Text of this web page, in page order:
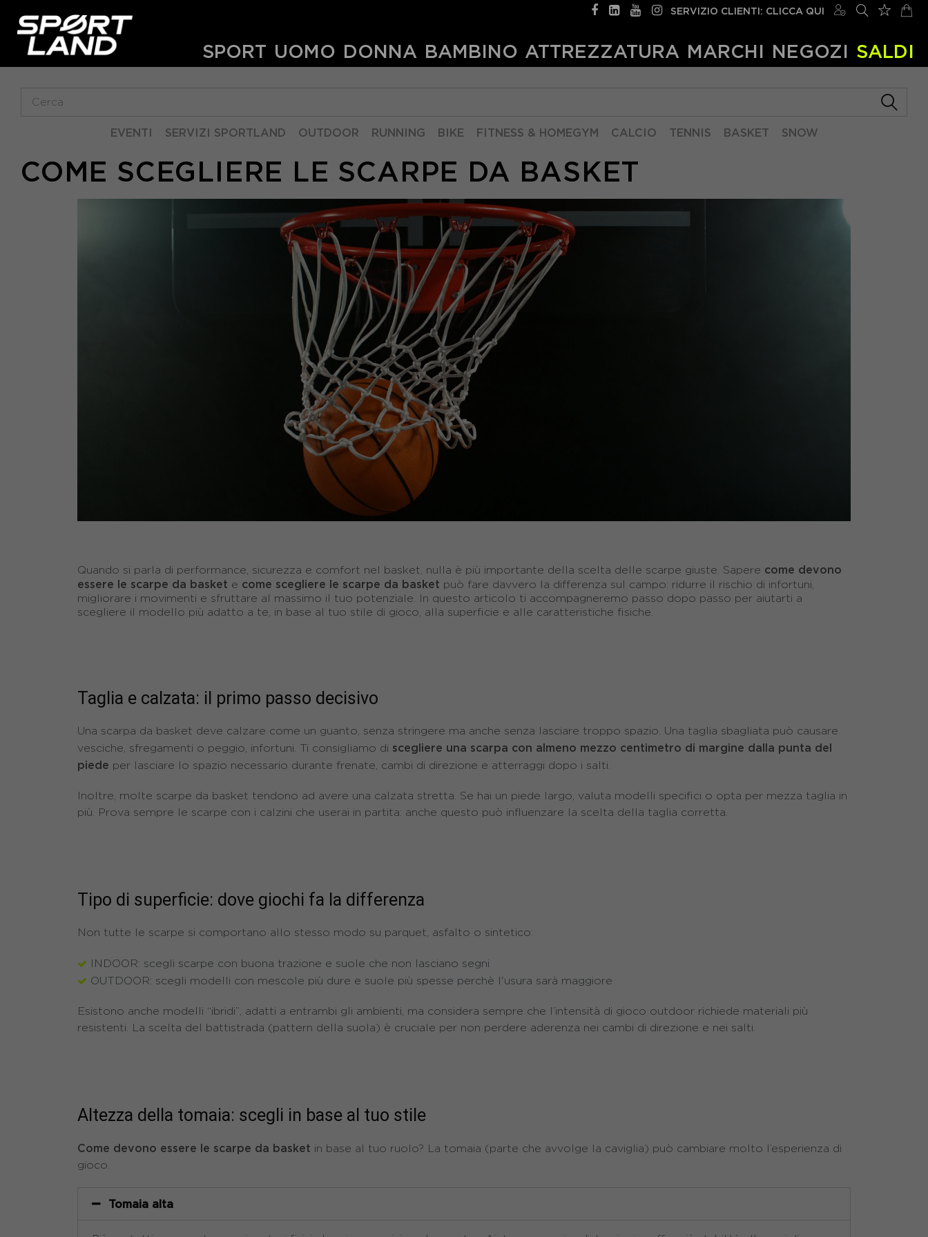
SERVIZIO CLIENTI: CLICCA QUI
SPORT UOMO DONNA BAMBINO ATTREZZATURA MARCHI NEGOZI SALDI
COME SCEGLIERE LE SCARPE DA BASKET
Quando si parla di performance, sicurezza e comfort nel basket, nulla è più importante della scelta delle scarpe giuste. Sapere come devono
essere le scarpe da basket e come scegliere le scarpe da basket può fare davvero la differenza sul campo: ridurre il rischio di infortuni,
migliorare i movimenti e sfruttare al massimo il tuo potenziale. In questo articolo ti accompagneremo passo dopo passo per aiutarti a
scegliere il modello più adatto a te, in base al tuo stile di gioco, alla superficie e alle caratteristiche fisiche.
Taglia e calzata: il primo passo decisivo
Una scarpa da basket deve calzare come un guanto, senza stringere ma anche senza lasciare troppo spazio. Una taglia sbagliata può causare
vesciche, sfregamenti o peggio, infortuni. Ti consigliamo di scegliere una scarpa con almeno mezzo centimetro di margine dalla punta del
piede per lasciare lo spazio necessario durante frenate, cambi di direzione e atterraggi dopo i salti.
Inoltre, molte scarpe da basket tendono ad avere una calzata stretta. Se hai un piede largo, valuta modelli specifici o opta per mezza taglia in
più. Prova sempre le scarpe con i calzini che userai in partita: anche questo può influenzare la scelta della taglia corretta.
Tipo di superficie: dove giochi fa la differenza
Non tutte le scarpe si comportano allo stesso modo su parquet, asfalto o sintetico:
INDOOR: scegli scarpe con buona trazione e suole che non lasciano segni
OUTDOOR: scegli modelli con mescole più dure e suole più spesse perchè l'usura sarà maggiore
Esistono anche modelli “ibridi”, adatti a entrambi gli ambienti, ma considera sempre che l’intensità di gioco outdoor richiede materiali più
resistenti. La scelta del battistrada (pattern della suola) è cruciale per non perdere aderenza nei cambi di direzione e nei salti.
Altezza della tomaia: scegli in base al tuo stile
Come devono essere le scarpe da basket in base al tuo ruolo? La tomaia (parte che avvolge la caviglia) può cambiare molto l’esperienza di
gioco.
Tomaia alta
EVENTI SERVIZI SPORTLAND OUTDOOR RUNNING BIKE FITNESS & HOMEGYM CALCIO TENNIS BASKET SNOW